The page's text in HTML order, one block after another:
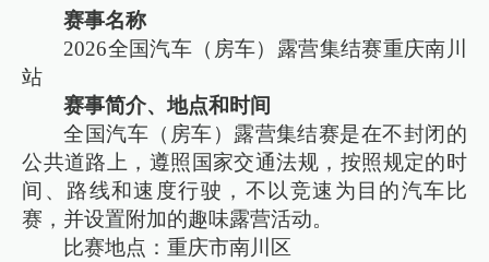
赛事名称
2026全国汽车（房车）露营集结赛重庆南川
站
赛事简介、地点和时间
全国汽车（房车）露营集结赛是在不封闭的
公共道路上，遵照国家交通法规，按照规定的时
间、路线和速度行驶，不以竞速为目的汽车比
赛，并设置附加的趣味露营活动。
比赛地点：重庆市南川区